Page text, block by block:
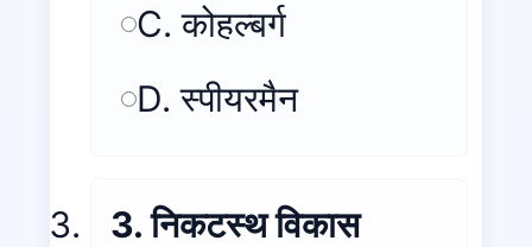
C. कोहल्बर्ग
D. स्पीयरमैन
3. निकटस्थ विकास